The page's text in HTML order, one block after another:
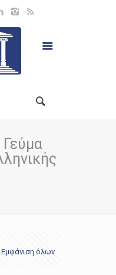
Εμφάνιση όλων